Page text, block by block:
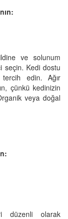
ve solunum
seçin. Kedi dostu
edin. Ağır
çünkü kedinizin
veya doğal
düzenli olarak